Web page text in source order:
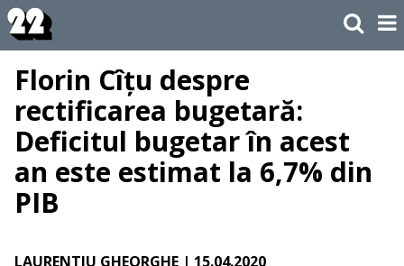
Florin Cîțu despre
rectificarea bugetară:
Deficitul bugetar în acest
an este estimat la 6,7% din
PIB
LAURENTIU GHEORGHE | 15.04.2020